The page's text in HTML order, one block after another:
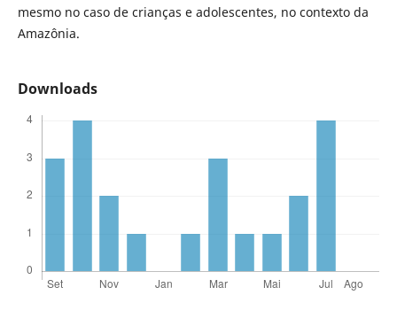
mesmo no caso de crianças e adolescentes, no contexto da
Amazônia.
Downloads